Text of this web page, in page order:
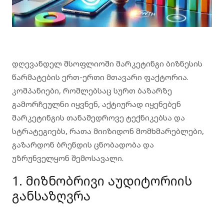
დღევანდელ მსოფლიოში მარკეტინგი ბიზნესის
წარმატების ერთ-ერთი მთავარი ფაქტორია.
კომპანიები, რომლებსაც სურთ ბაზარზე
გამორჩეულნი იყვნენ, აქტიურად იყენებენ
მარკეტინგის თანამედროვე ტექნიკებსა და
სტრატეგიებს, რათა მიიზიდონ მომხმარებლები,
გაზარდონ ბრენდის ცნობადობა და
უზრუნველყონ შემოსავალი.
1. მიზნობრივი აუდიტორიის
განსაზღვრა